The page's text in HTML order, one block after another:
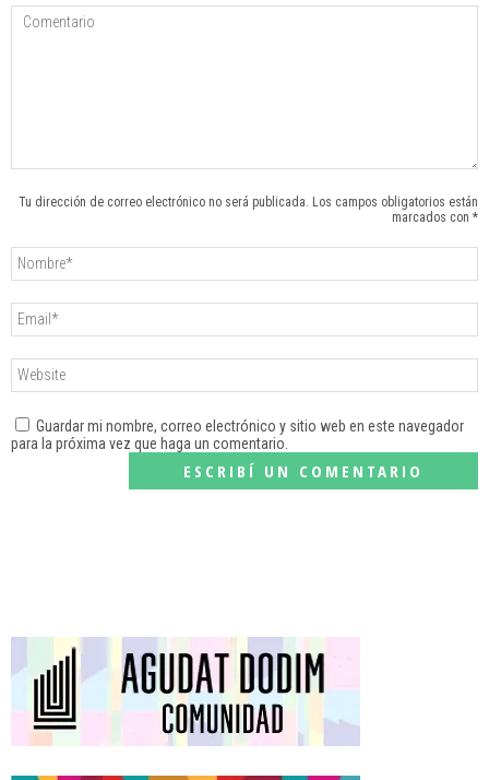
Tu dirección de correo electrónico no será publicada. Los campos obligatorios están
marcados con *
Guardar mi nombre, correo electrónico y sitio web en este navegador
para la próxima vez que haga un comentario.